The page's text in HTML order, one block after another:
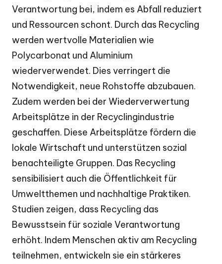
Verantwortung bei, indem es Abfall reduziert
und Ressourcen schont. Durch das Recycling
werden wertvolle Materialien wie
Polycarbonat und Aluminium
wiederverwendet. Dies verringert die
Notwendigkeit, neue Rohstoffe abzubauen.
Zudem werden bei der Wiederverwertung
Arbeitsplätze in der Recyclingindustrie
geschaffen. Diese Arbeitsplätze fördern die
lokale Wirtschaft und unterstützen sozial
benachteiligte Gruppen. Das Recycling
sensibilisiert auch die Öffentlichkeit für
Umweltthemen und nachhaltige Praktiken.
Studien zeigen, dass Recycling das
Bewusstsein für soziale Verantwortung
erhöht. Indem Menschen aktiv am Recycling
teilnehmen, entwickeln sie ein stärkeres